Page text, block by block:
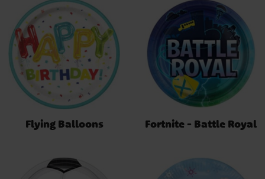
Flying Balloons Fortnite - Battle Royal